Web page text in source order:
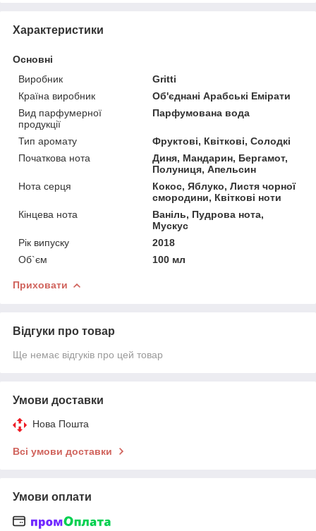
Характеристики
Основні
Виробник
Gritti
Країна виробник
Об'єднані Арабські Емірати
Вид парфумерної
продукції
Парфумована вода
Тип аромату
Фруктові, Квіткові, Солодкі
Початкова нота
Диня, Мандарин, Бергамот,
Полуниця, Апельсин
Нота серця
Кокос, Яблуко, Листя чорної
смородини, Квіткові ноти
Кінцева нота
Ваніль, Пудрова нота,
Мускус
Рік випуску
2018
Об`єм
100 мл
Приховати
Відгуки про товар
Ще немає відгуків про цей товар
Умови доставки
Нова Пошта
Всі умови доставки
Умови оплати